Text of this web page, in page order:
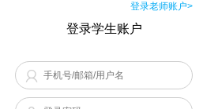
登录老师账户>
登录学生账户